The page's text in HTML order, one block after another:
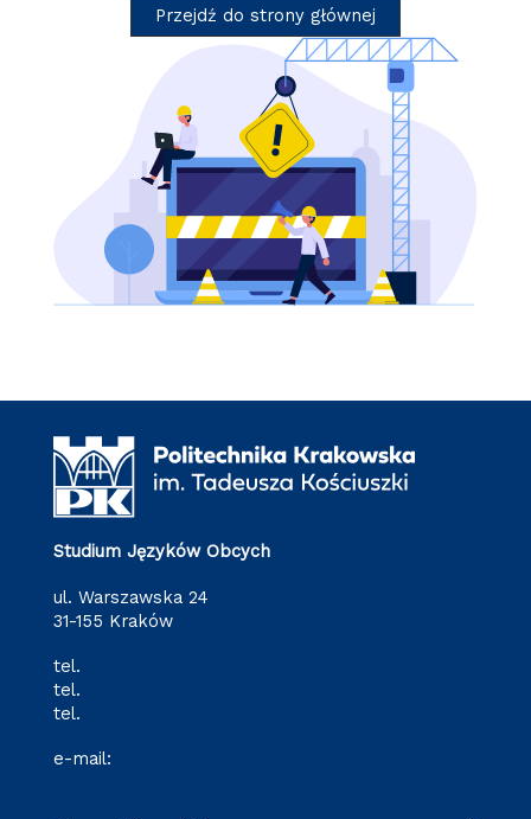
Przejdź do strony głównej
Studium Języków Obcych
ul. Warszawska 24
31-155 Kraków
tel.
tel.
tel.
e-mail: